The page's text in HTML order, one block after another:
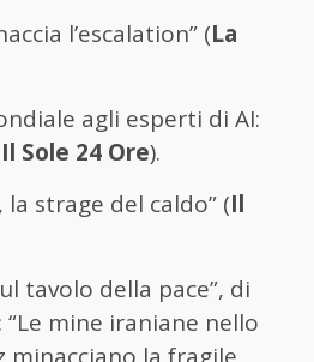
l’escalation” (La
agli esperti di AI:
Il Sole 24 Ore).
strage del caldo” (Il
tavolo della pace”, di
“Le mine iraniane nello